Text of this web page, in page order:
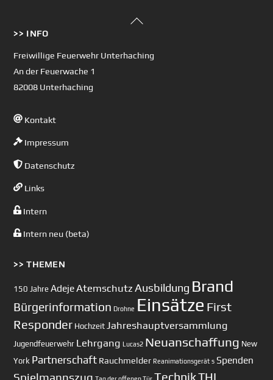
Back
>> INFO
Freiwillige Feuerwehr Unterhaching
An der Feuerwache 1
82008 Unterhaching
Kontakt
Impressum
Datenschutz
Links
Intern
Intern neu (beta)
>> THEMEN
150 Jahre AdejeAtemschutz Ausbildung Brand
Bürgerinformation Drohne Einsätze First
Responder Hochzeit Jahreshauptversammlung
Jugendfeuerwehr Lehrgang Lucas2 Neuanschaffung New
York Partnerschaft Rauchmelder Reanimationsgerät s Spenden
Spielmannszug TechnikTHL